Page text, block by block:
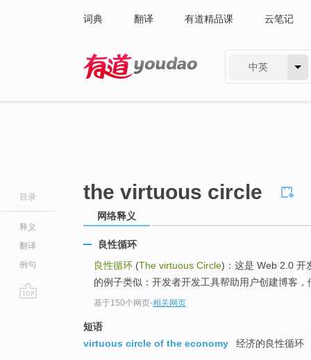
词典 翻译 有道精品课 云笔记
中英
目录
释义
翻译
例句
the virtuous circle
网络释义
良性循环
良性循环 (The virtuous Circle)：这是 Web 2.0 开
的例子类似：开发者开发工具帮助用户创建博客
基于150个网页-相关网页
短语
virtuous circle of the economy
经济的良性循环